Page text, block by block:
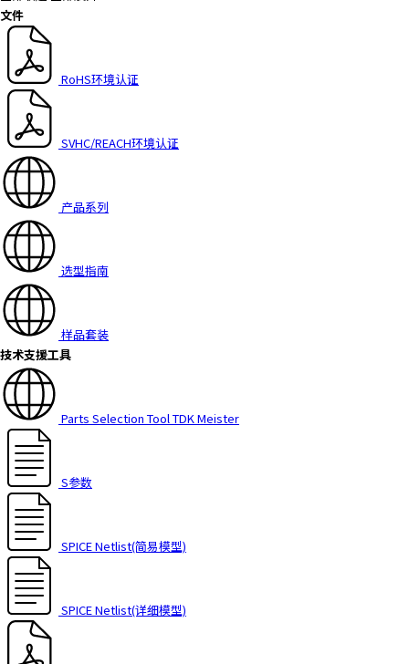
文件
RoHS环境认证
SVHC/REACH环境认证
产品系列
选型指南
样品套装
技术支援工具
Parts Selection Tool TDK Meister
S参数
SPICE Netlist(简易模型)
SPICE Netlist(详细模型)